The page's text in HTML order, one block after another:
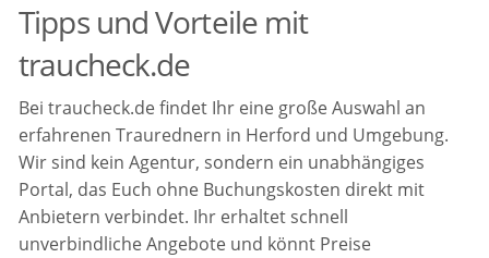
Tipps und Vorteile mit
traucheck.de
Bei traucheck.de findet Ihr eine große Auswahl an
erfahrenen Traurednern in Herford und Umgebung.
Wir sind kein Agentur, sondern ein unabhängiges
Portal, das Euch ohne Buchungskosten direkt mit
Anbietern verbindet. Ihr erhaltet schnell
unverbindliche Angebote und könnt Preise